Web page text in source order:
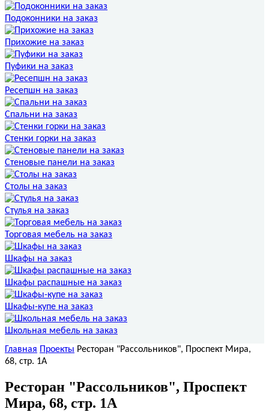
Подоконники на заказ
Прихожие на заказ
Пуфики на заказ
Ресепшн на заказ
Спальни на заказ
Стенки горки на заказ
Стеновые панели на заказ
Столы на заказ
Стулья на заказ
Торговая мебель на заказ
Шкафы на заказ
Шкафы распашные на заказ
Шкафы-купе на заказ
Школьная мебель на заказ
Главная Проекты Ресторан "Рассольников", Проспект Мира,
68, стр. 1А
Ресторан "Рассольников", Проспект
Мира, 68, стр. 1А